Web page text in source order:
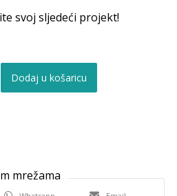
svoj sljedeći projekt!
Dodaj u košaricu